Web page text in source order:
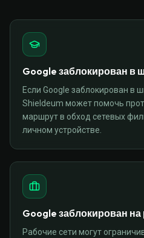
Google заблокирован в
Если Google заблокирован в
Shieldeum может помочь
маршрут в обход сетевых
личном устройстве.
Google заблокирован на
Рабочие сети могут